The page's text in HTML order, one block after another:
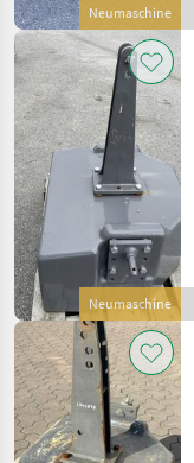
Neumaschine
Neumaschine